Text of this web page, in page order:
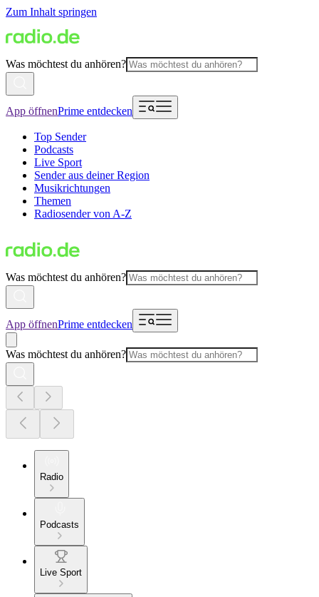
Zum Inhalt springen
Was möchtest du anhören?
App öffnenPrime entdecken
Top Sender
Podcasts
Live Sport
Sender aus deiner Region
Musikrichtungen
Themen
Radiosender von A-Z
Was möchtest du anhören?
App öffnenPrime entdecken
Was möchtest du anhören?
Radio
Podcasts
Live Sport